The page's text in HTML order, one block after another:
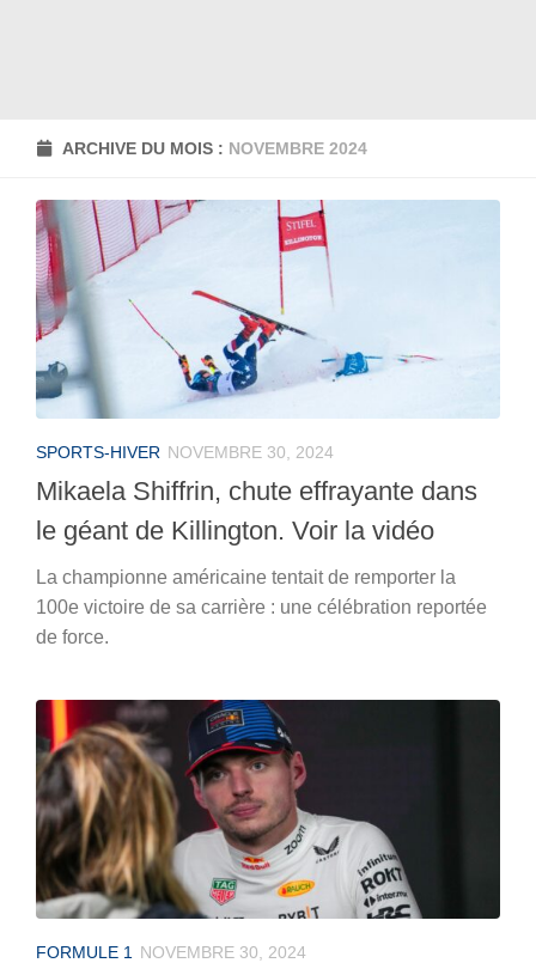
ARCHIVE DU MOIS : NOVEMBRE 2024
SPORTS-HIVER NOVEMBRE 30, 2024
Mikaela Shiffrin, chute effrayante dans
le géant de Killington. Voir la vidéo
La championne américaine tentait de remporter la
100e victoire de sa carrière : une célébration reportée
de force.
FORMULE 1 NOVEMBRE 30, 2024